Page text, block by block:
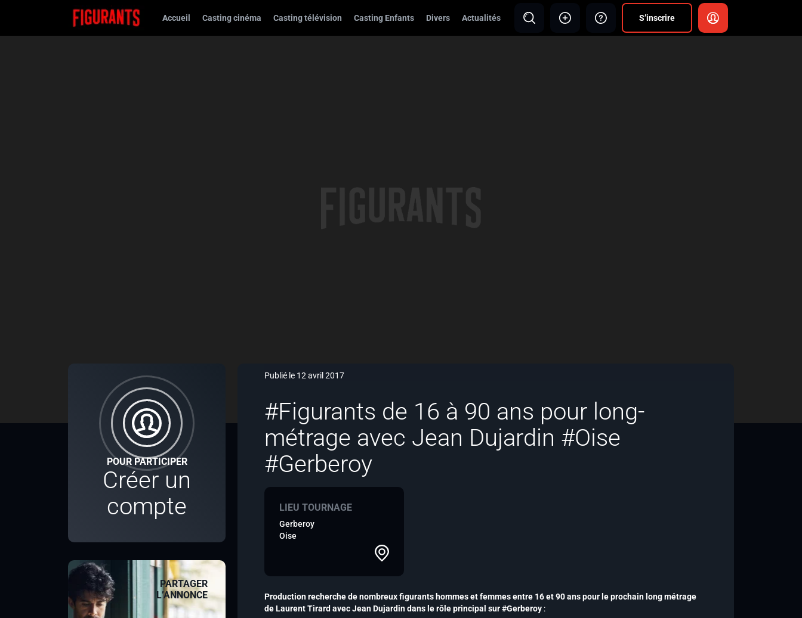
Accueil Casting cinéma Casting télévision Casting Enfants Divers Actualités S’inscrire
POUR PARTICIPER
Créer un
compte
PARTAGER
L’ANNONCE
Publié le 12 avril 2017
#Figurants de 16 à 90 ans pour long-
métrage avec Jean Dujardin #Oise
#Gerberoy
LIEU TOURNAGE
Gerberoy
Oise
Production recherche de nombreux figurants hommes et femmes entre 16 et 90 ans pour le prochain long métrage
de Laurent Tirard avec Jean Dujardin dans le rôle principal sur #Gerberoy :